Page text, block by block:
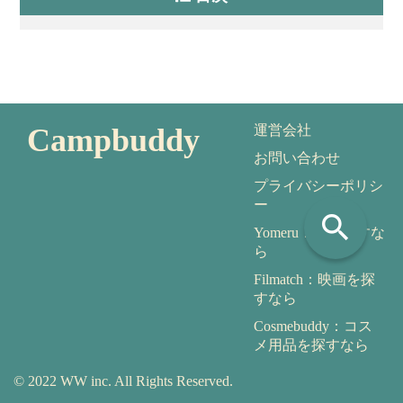
search
Campbuddy
運営会社
お問い合わせ
プライバシーポリシ
ー
Yomeru：本を探すな
ら
Filmatch：映画を探
すなら
Cosmebuddy：コス
メ用品を探すなら
© 2022 WW inc. All Rights Reserved.